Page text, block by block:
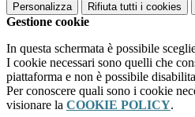
Personalizza Rifiuta tutti i cookies
Gestione cookie
In questa schermata è possibile
I cookie necessari sono quelli che
piattaforma e non è possibile
Per conoscere quali sono i cookie
visionare la COOKIE POLICY.